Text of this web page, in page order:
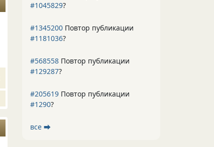
#1045829?
#1345200 Повтор публикации
#1181036?
#568558 Повтор публикации
#129287?
#205619 Повтор публикации
#1290?
все ⮕